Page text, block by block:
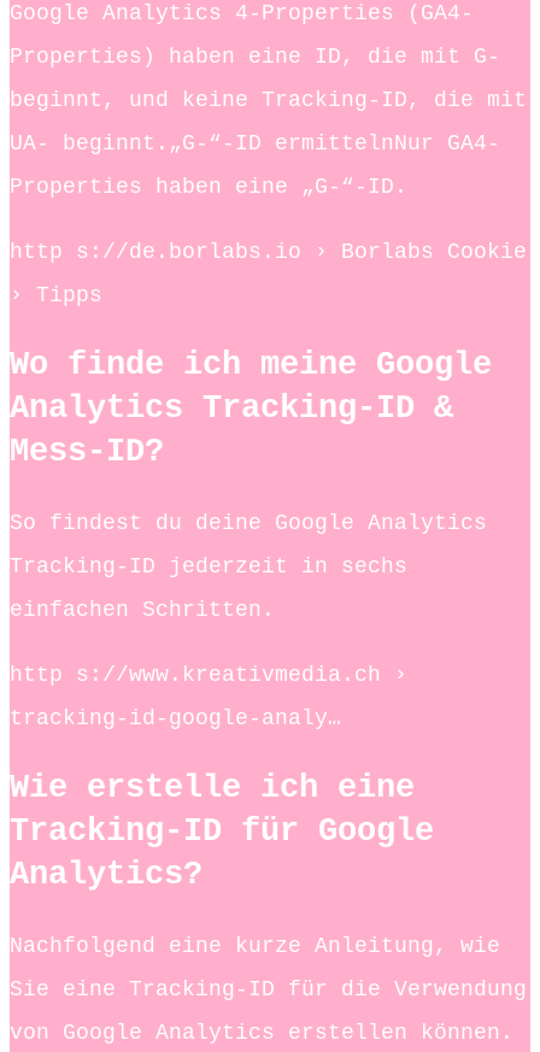
Google Analytics 4-Properties (GA4-
Properties) haben eine ID, die mit G-
beginnt, und keine Tracking-ID, die mit
UA- beginnt.„G-“-ID ermittelnNur GA4-
Properties haben eine „G-“-ID.
http s://de.borlabs.io › Borlabs Cookie
› Tipps
Wo finde ich meine Google
Analytics Tracking-ID &
Mess-ID?
So findest du deine Google Analytics
Tracking-ID jederzeit in sechs
einfachen Schritten.
http s://www.kreativmedia.ch ›
tracking-id-google-analy…
Wie erstelle ich eine
Tracking-ID für Google
Analytics?
Nachfolgend eine kurze Anleitung, wie
Sie eine Tracking-ID für die Verwendung
von Google Analytics erstellen können.